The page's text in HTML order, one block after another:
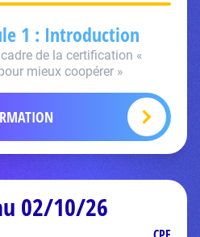
1 : Introduction
de la certification «
mieux coopérer »
02/10/26